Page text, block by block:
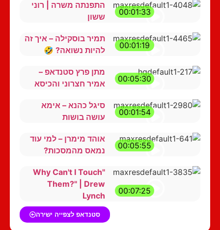
00:01:33
התפנתה משרה | רוני
ששון
00:01:19
תמיר בוסקילה – איך זה
להיות נשואה? 🤣
00:05:30
מתן פרץ סטנדאפ –
אמיר חצרוני והכיסא
00:01:54
סיגל כהנא – אימא
עושה בושות
00:05:55
אוהד מימרן – למי עוד
נמאס מהמסכות?
00:07:25
"Why Can't I Touch
Them?" | Drew
Lynch
סטנדאפ לצפייה ישירה